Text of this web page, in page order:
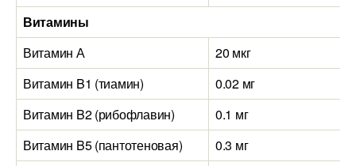
Витамины
Витамин А
20 мкг
Витамин B1 (тиамин)
0.02 мг
Витамин B2 (рибофлавин)
0.1 мг
Витамин B5 (пантотеновая)
0.3 мг